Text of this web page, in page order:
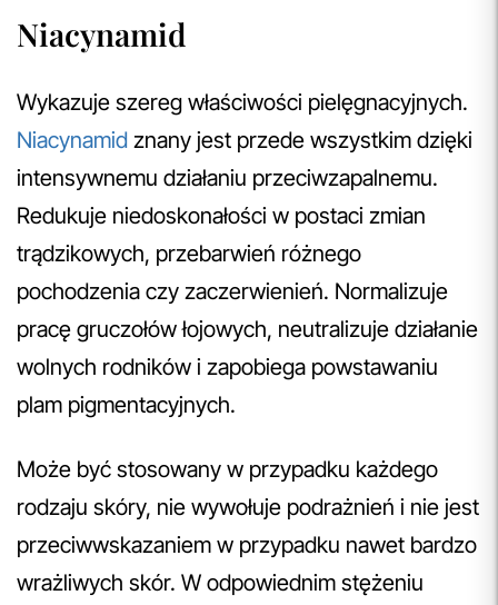
Niacynamid
Wykazuje szereg właściwości pielęgnacyjnych.
Niacynamid znany jest przede wszystkim dzięki
intensywnemu działaniu przeciwzapalnemu.
Redukuje niedoskonałości w postaci zmian
trądzikowych, przebarwień różnego
pochodzenia czy zaczerwienień. Normalizuje
pracę gruczołów łojowych, neutralizuje działanie
wolnych rodników i zapobiega powstawaniu
plam pigmentacyjnych.
Może być stosowany w przypadku każdego
rodzaju skóry, nie wywołuje podrażnień i nie jest
przeciwwskazaniem w przypadku nawet bardzo
wrażliwych skór. W odpowiednim stężeniu